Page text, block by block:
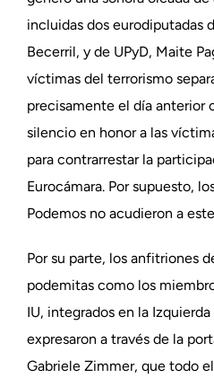
incluidas dos eurodiputadas
Becerril, y de UPyD, Maite
víctimas del terrorismo
precisamente el día anterior
silencio en honor a las
para contrarrestar la
Eurocámara. Por supuesto,
Podemos no acudieron a
Por su parte, los anfitriones
podemitas como los
IU, integrados en la
expresaron a través de la
Gabriele Zimmer, que todo